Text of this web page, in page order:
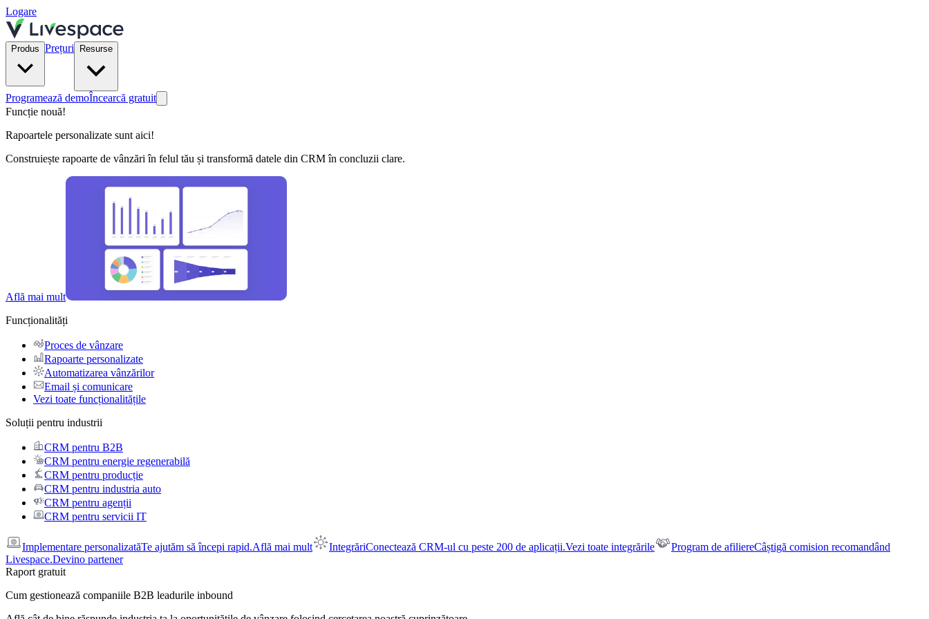
Logare
Produs Prețuri Resurse
Programează demoÎncearcă gratuit
Funcție nouă!
Rapoartele personalizate sunt aici!
Construiește rapoarte de vânzări în felul tău și transformă datele din CRM în concluzii clare.
Află mai mult
Funcționalități
Proces de vânzare
Rapoarte personalizate
Automatizarea vânzărilor
Email și comunicare
Vezi toate funcționalitățile
Soluții pentru industrii
CRM pentru B2B
CRM pentru energie regenerabilă
CRM pentru producție
CRM pentru industria auto
CRM pentru agenții
CRM pentru servicii IT
Implementare personalizatăTe ajutăm să începi rapid.Află mai mult IntegrăriConectează CRM-ul cu peste 200 de aplicații.Vezi toate integrările Program de afiliereCâștigă comision recomandând
Livespace.Devino partener
Raport gratuit
Cum gestionează companiile B2B leadurile inbound